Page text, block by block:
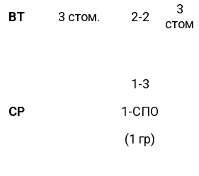
ВТ 3 стом. 2-2
3
стом
СР
1-3
1-СПО
(1 гр)